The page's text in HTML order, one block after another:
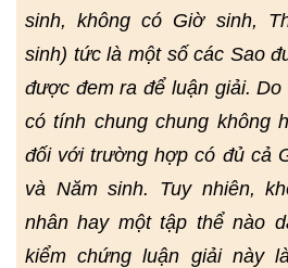
sinh, không có Giờ sinh,
sinh) tức là một số các Sao
được đem ra để luận giải.
có tính chung chung không
đối với trường hợp có đủ cả
và Năm sinh. Tuy nhiên,
nhân hay một tập thể nào
kiểm chứng luận giải này